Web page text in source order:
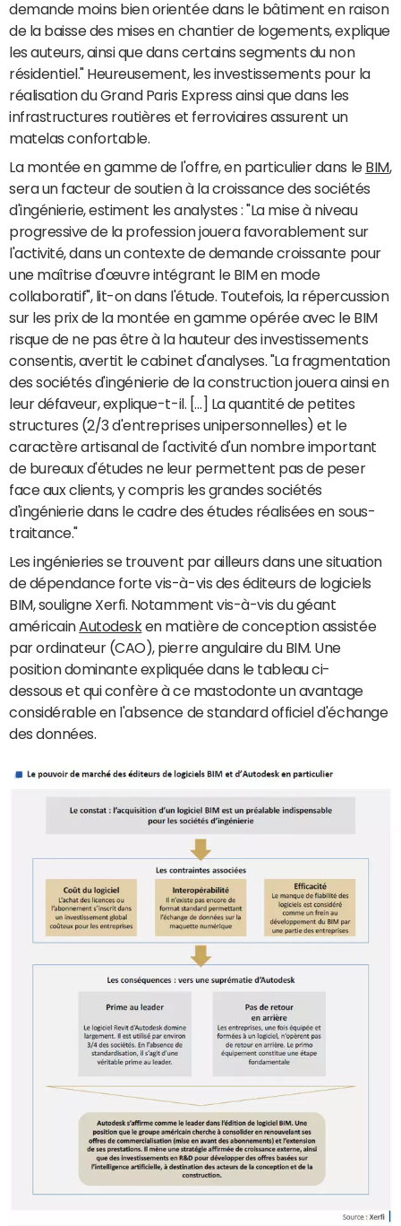
demande moins bien orientée dans le bâtiment en raison
de la baisse des mises en chantier de logements, explique
les auteurs, ainsi que dans certains segments du non
résidentiel." Heureusement, les investissements pour la
réalisation du Grand Paris Express ainsi que dans les
infrastructures routières et ferroviaires assurent un
matelas confortable.
La montée en gamme de l'offre, en particulier dans le BIM,
sera un facteur de soutien à la croissance des sociétés
d'ingénierie, estiment les analystes : "La mise à niveau
progressive de la profession jouera favorablement sur
l'activité, dans un contexte de demande croissante pour
une maîtrise d'œuvre intégrant le BIM en mode
collaboratif", lit-on dans l'étude. Toutefois, la répercussion
sur les prix de la montée en gamme opérée avec le BIM
risque de ne pas être à la hauteur des investissements
consentis, avertit le cabinet d'analyses. "La fragmentation
des sociétés d'ingénierie de la construction jouera ainsi en
leur défaveur, explique-t-il. […] La quantité de petites
structures (2/3 d'entreprises unipersonnelles) et le
caractère artisanal de l'activité d'un nombre important
de bureaux d'études ne leur permettent pas de peser
face aux clients, y compris les grandes sociétés
d'ingénierie dans le cadre des études réalisées en sous-
traitance."
Les ingénieries se trouvent par ailleurs dans une situation
de dépendance forte vis-à-vis des éditeurs de logiciels
BIM, souligne Xerfi. Notamment vis-à-vis du géant
américain Autodesken matière de conception assistée
par ordinateur (CAO), pierre angulaire du BIM. Une
position dominante expliquée dans le tableau ci-
dessous et qui confère à ce mastodonte un avantage
considérable en l'absence de standard officiel d'échange
des données.